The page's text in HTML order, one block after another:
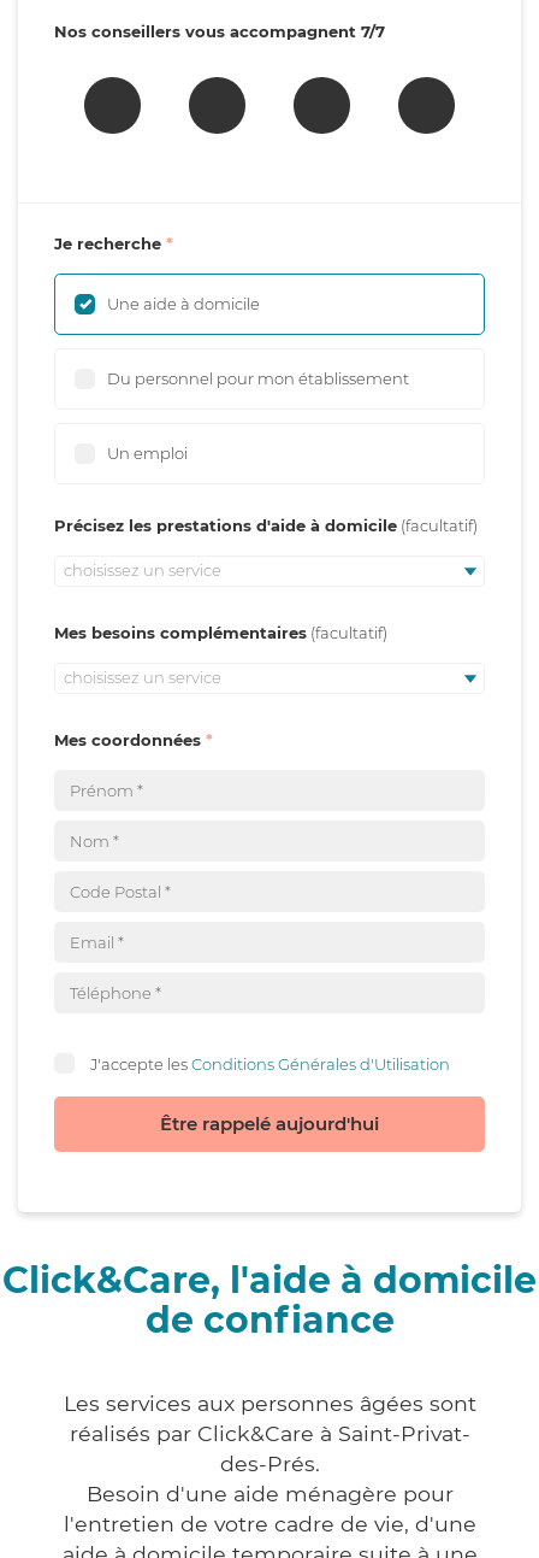
Nos conseillers vous accompagnent 7/7
Je recherche
Une aide à domicile
Du personnel pour mon établissement
Un emploi
Précisez les prestations d'aide à domicile
choisissez un service
Mes besoins complémentaires
choisissez un service
Mes coordonnées
J'accepte lesConditions Générales d'Utilisation
Être rappelé aujourd'hui
Click&Care, l'aide à domicile
de confiance
Les services aux personnes âgées sont
réalisés par Click&Care à Saint-Privat-
des-Prés.
Besoin d'une aide ménagère pour
l'entretien de votre cadre de vie, d'une